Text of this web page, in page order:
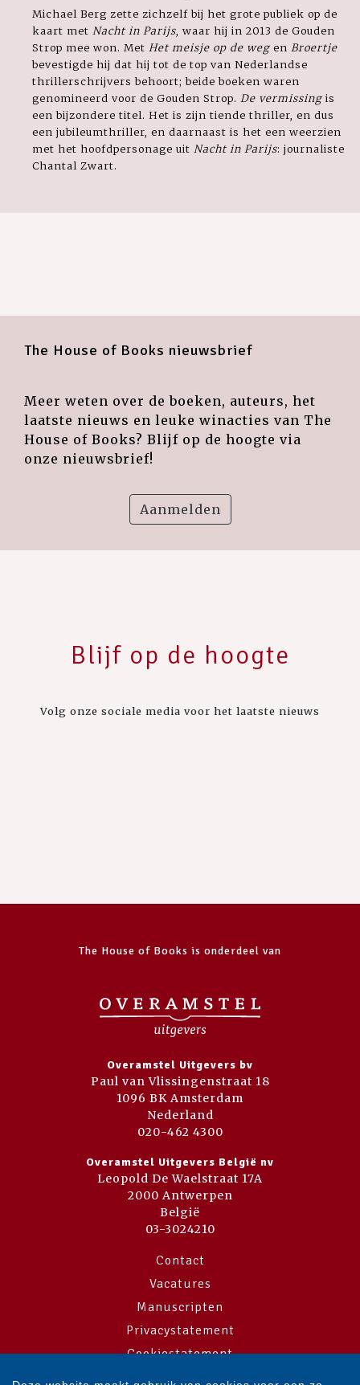
Michael Berg zette zichzelf bij het grote publiek op de
kaart met Nacht in Parijs , waar hij in 2013 de Gouden
Strop mee won. Met Het meisje op de weg en Broertje
bevestigde hij dat hij tot de top van Nederlandse
thrillerschrijvers behoort; beide boeken waren
genomineerd voor de Gouden Strop. De vermissing is
een bijzondere titel. Het is zijn tiende thriller, en dus
een jubileumthriller, en daarnaast is het een weerzien
met het hoofdpersonage uit Nacht in Parijs: journaliste
Chantal Zwart.
The House of Books nieuwsbrief
Meer weten over de boeken, auteurs, het
laatste nieuws en leuke winacties van The
House of Books? Blijf op de hoogte via
onze nieuwsbrief!
Aanmelden
Blijf op de hoogte
Volg onze sociale media voor het laatste nieuws
The House of Books is onderdeel van
Overamstel Uitgevers bv
Paul van Vlissingenstraat 18
1096 BK Amsterdam
Nederland
020-462 4300
Overamstel Uitgevers België nv
Leopold De Waelstraat 17A
2000 Antwerpen
België
03-3024210
Contact
Vacatures
Manuscripten
Privacystatement
Cookiestatement